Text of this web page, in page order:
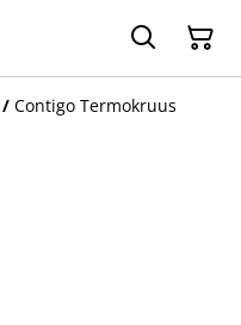
/ Contigo Termokruus